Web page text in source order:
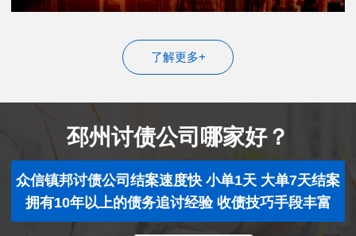
了解更多+
邳州讨债公司哪家好？
众信镇邦讨债公司结案速度快 小单1天 大单7天结案
拥有10年以上的债务追讨经验 收债技巧手段丰富